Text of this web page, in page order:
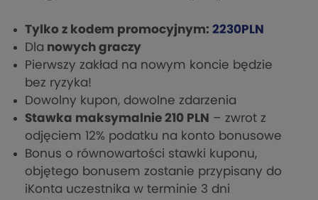
Tylko z kodem promocyjnym: 2230PLN
Dla nowych graczy
Pierwszy zakład na nowym koncie będzie
bez ryzyka!
Dowolny kupon, dowolne zdarzenia
Stawka maksymalnie 210 PLN – zwrot z
odjęciem 12% podatku na konto bonusowe
Bonus o równowartości stawki kuponu,
objętego bonusem zostanie przypisany do
iKonta uczestnika w terminie 3 dni